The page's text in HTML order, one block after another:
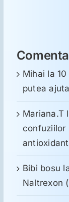
Mihai la
putea
Mariana.T
confuziilor
antioxidant
Bibi bosu
Naltrexon